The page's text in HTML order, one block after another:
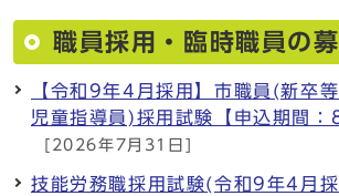
職員採用・臨時職員の
【令和9年4月採用】市職員(新卒
児童指導員)採用試験【申込期間
[2026年7月31日]
技能労務職採用試験(令和9年4月